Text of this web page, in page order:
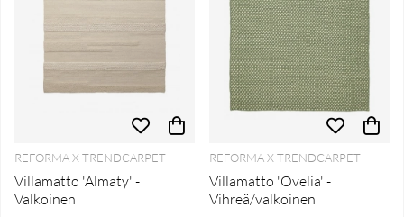
REFORMA X TRENDCARPET
Villamatto 'Almaty' -
Valkoinen
REFORMA X TRENDCARPET
Villamatto 'Ovelia' -
Vihreä/valkoinen